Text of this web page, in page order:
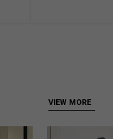
VIEW MORE